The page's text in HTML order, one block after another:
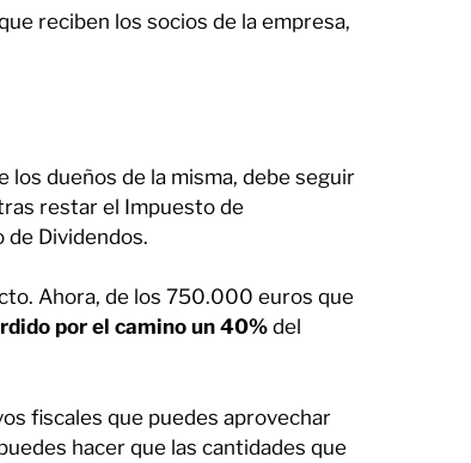
reciben los socios de la empresa,
los dueños de la misma, debe seguir
restar el Impuesto de
de Dividendos.
Ahora, de los 750.000 euros que
por el camino un 40% del
fiscales que puedes aprovechar
hacer que las cantidades que